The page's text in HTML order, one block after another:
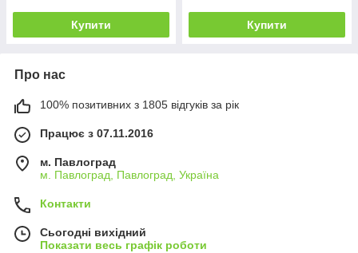
Купити Купити
Про нас
100% позитивних з 1805 відгуків за рік
Працює з 07.11.2016
м. Павлоград
м. Павлоград, Павлоград, Україна
Контакти
Сьогодні вихідний
Показати весь графік роботи